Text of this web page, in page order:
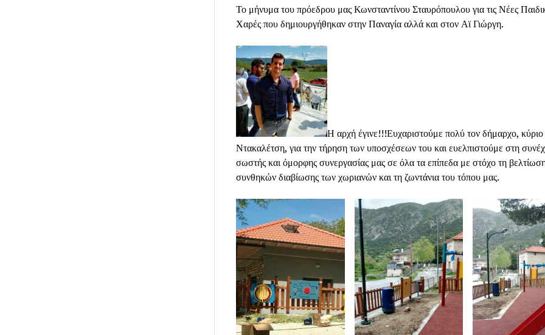
Το μήνυμα του πρόεδρου μας Κωνσταντίνου Σταυρόπουλου για τις Νέες
Χαρές που δημιουργήθηκαν στην Παναγία αλλά και στον Αϊ Γιώργη.
Η αρχή έγινε!!!Ευχαριστούμε πολύ τον δήμαρχο,
Ντακαλέτση, για την τήρηση των υποσχέσεων του και ευελπιστούμε στη
σωστής και όμορφης συνεργασίας μας σε όλα τα επίπεδα με στόχο τη
συνθηκών διαβίωσης των χωριανών και τη ζωντάνια του τόπου μας.